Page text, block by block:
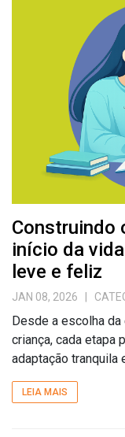
Construindo
início da
leve e feliz
JAN 08, 2026 |
Desde a escolha
criança, cada etapa
adaptação tranquila
LEIA MAIS